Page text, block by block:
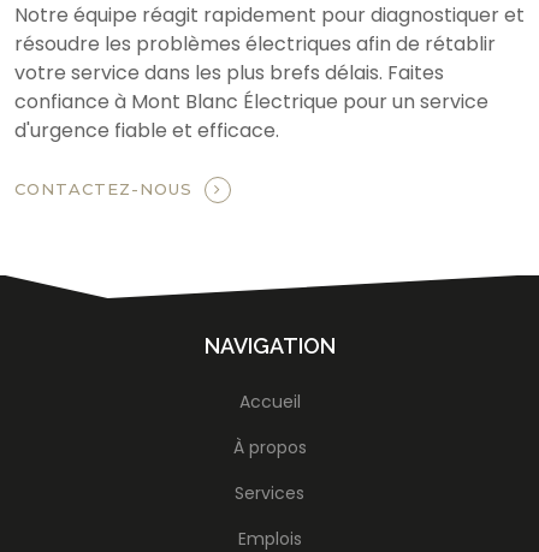
Notre équipe réagit rapidement pour diagnostiquer et
résoudre les problèmes électriques afin de rétablir
votre service dans les plus brefs délais. Faites
confiance à Mont Blanc Électrique pour un service
d'urgence fiable et efficace.
CONTACTEZ-NOUS
NAVIGATION
Accueil
À propos
Services
Emplois